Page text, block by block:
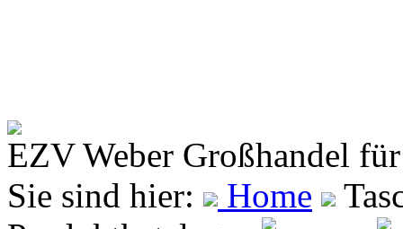
EZV Weber Großhandel
Sie sind hier:
Home